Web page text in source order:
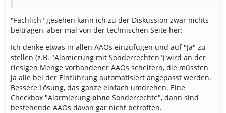
"Fachlich" gesehen kann ich zu der Diskussion zwar nichts
beitragen, aber mal von der technischen Seite her:
Ich denke etwas in allen AAOs einzufügen und auf "Ja" zu
stellen (z.B. "Alamierung mit Sonderrechten") wird an der
riesigen Menge vorhandener AAOs scheitern, die müssten
ja alle bei der Einführung automatisiert angepasst werden.
Bessere Lösung, das ganze einfach umdrehen. Eine
Checkbox "Alarmierung ohne Sonderrechte", dann sind
bestehende AAOs davon gar nicht betroffen.